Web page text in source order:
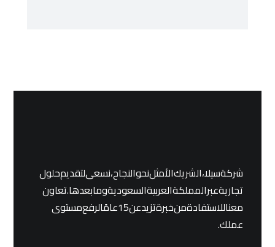
شركة سيلا ، الشريك الأمثل نحو النجاح، نسعى لتقديم حلول
تجارية عبر المملكة العربية السعودية وما بعدها. تعاون
معنا للاستفادة من خبرة تزيد عن 15 عامًا لرفع مستوى
عملك.